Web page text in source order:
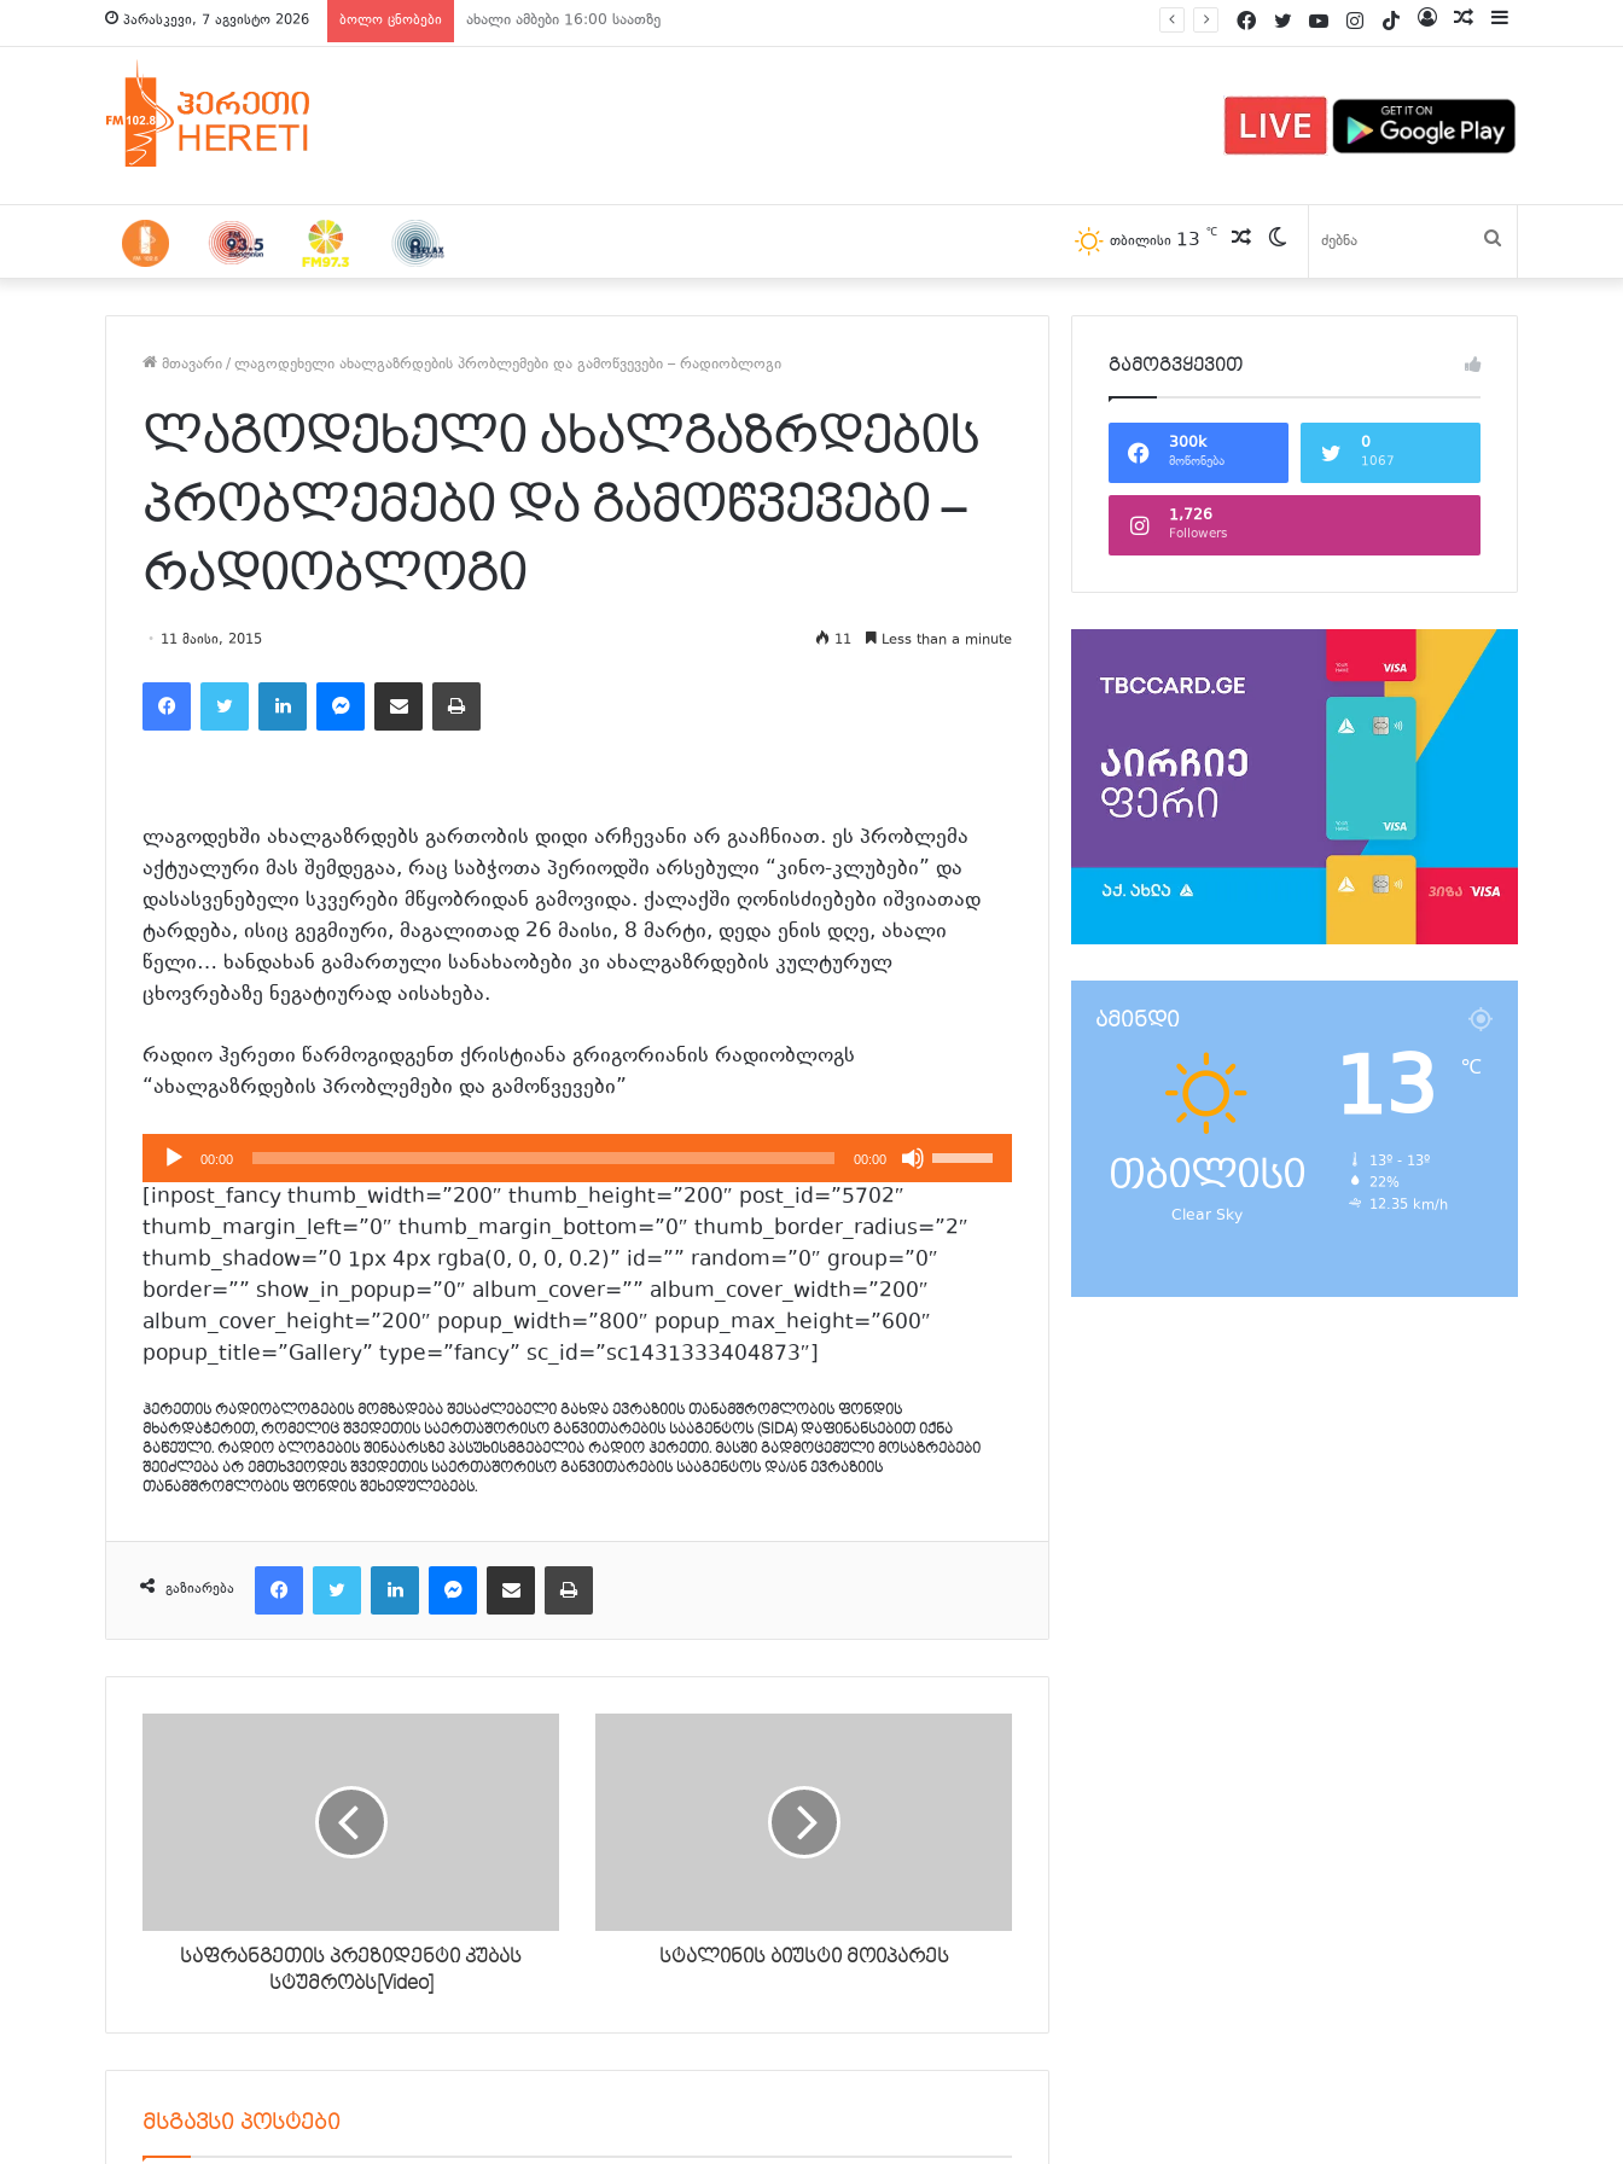
პარასკევი, 7 აგვისტო 2026 ბოლო ცნობები ახალი ამბები 15:00 საათზე პოსტები
Log
TikTok
Instagram
YouTube
Twitter
Facebook
Switch
skin
პოსტები
თბილისი 13 ℃
მთავარი/ლაგოდეხელი ახალგაზრდების პრობლემები და გამოწვევები – რადიობლოგი
ლაგოდეხელი ახალგაზრდების
პრობლემები და გამოწვევები –
რადიობლოგი
11 მაისი, 2015 11 Less than a minute
ლაგოდეხში ახალგაზრდებს გართობის დიდი არჩევანი არ გააჩნიათ. ეს პრობლემა
აქტუალური მას შემდეგაა, რაც საბჭოთა პერიოდში არსებული “კინო-კლუბები” და
დასასვენებელი სკვერები მწყობრიდან გამოვიდა. ქალაქში ღონისძიებები იშვიათად
ტარდება, ისიც გეგმიური, მაგალითად 26 მაისი, 8 მარტი, დედა ენის დღე, ახალი
წელი… ხანდახან გამართული სანახაობები კი ახალგაზრდების კულტურულ
ცხოვრებაზე ნეგატიურად აისახება.
რადიო ჰერეთი წარმოგიდგენთ ქრისტიანა გრიგორიანის რადიობლოგს
“ახალგაზრდების პრობლემები და გამოწვევები”
აუდიო
დამკვრელი
00:00 00:00
გამოიყენეთ
კლავჲშები
[inpost_fancy thumb_width=”200″ thumb_height=”200″ post_id=”5702″
thumb_margin_left=”0″ thumb_margin_bottom=”0″ thumb_border_radius=”2″
thumb_shadow=”0 1px 4px rgba(0, 0, 0, 0.2)” id=”” random=”0″ group=”0″
border=”” show_in_popup=”0″ album_cover=”” album_cover_width=”200″
album_cover_height=”200″ popup_width=”800″ popup_max_height=”600″
popup_title=”Gallery” type=”fancy” sc_id=”sc1431333404873″]
ჰერეთის რადიობლოგების მომზადება შესაძლებელი გახდა ევრაზიის თანამშრომლობის ფონდის
მხარდაჭერით, რომელიც შვედეთის საერთაშორისო განვითარების სააგენტოს (SIDA) დაფინანსებით იქნა
გაწეული. რადიო ბლოგების შინაარსზე პასუხისმგებელია რადიო ჰერეთი. მასში გადმოცემული მოსაზრებები
შეიძლება არ ემთხვეოდეს შვედეთის საერთაშორისო განვითარების სააგენტოს და/ან ევრაზიის
თანამშრომლობის ფონდის შეხედულებებს.
გაზიარება
საფრანგეთის პრეზიდენტი კუბას
სტუმრობს[Video]
სტალინის ბიუსტი მოიპარეს
მსგავსი პოსტები
გამოგვყევით
300k
მოწონება
0
1067
1,726
Followers
ამინდი
თბილისი
Clear Sky
13 ℃
13º - 13º
22%
12.35 km/h